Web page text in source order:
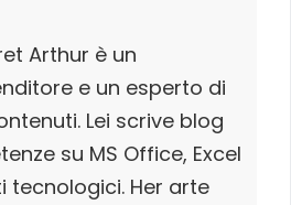
Arthur è un
e un esperto di
Lei scrive blog
su MS Office, Excel
tecnologici. Her arte